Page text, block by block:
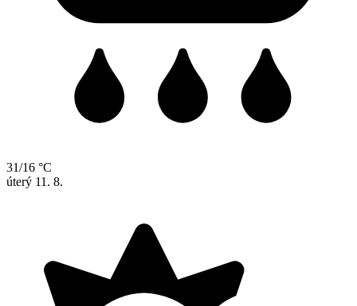
31/16 °C
úterý 11. 8.